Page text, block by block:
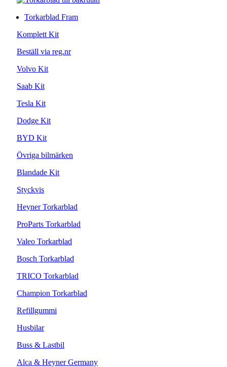
Torkarblad Fram
Komplett Kit
Beställ via reg.nr
Volvo Kit
Saab Kit
Tesla Kit
Dodge Kit
BYD Kit
Övriga bilmärken
Blandade Kit
Styckvis
Heyner Torkarblad
ProParts Torkarblad
Valeo Torkarblad
Bosch Torkarblad
TRICO Torkarblad
Champion Torkarblad
Refillgummi
Husbilar
Buss & Lastbil
Alca & Heyner Germany